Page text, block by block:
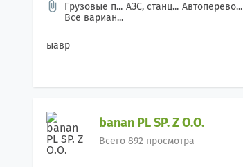
Грузовые п... АЗС, станц... Автоперево...
Все вариан...
ыавр
banan PL SP. Z O.O.
Всего 892 просмотра